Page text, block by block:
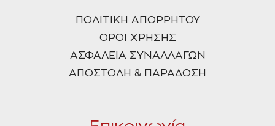
ΠΟΛΙΤΙΚΗ ΑΠΟΡΡΗΤΟΥ
ΟΡΟΙ ΧΡΗΣΗΣ
ΑΣΦΑΛΕΙΑ ΣΥΝΑΛΛΑΓΩΝ
ΑΠΟΣΤΟΛΗ & ΠΑΡΑΔΟΣΗ